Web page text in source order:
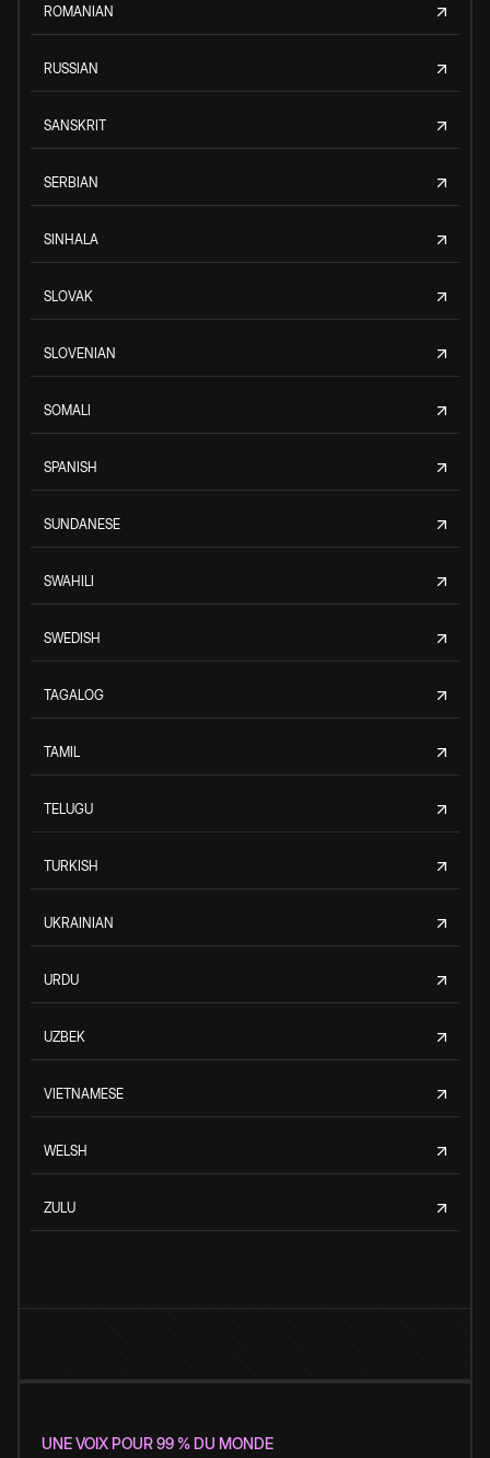
ROMANIAN
RUSSIAN
SANSKRIT
SERBIAN
SINHALA
SLOVAK
SLOVENIAN
SOMALI
SPANISH
SUNDANESE
SWAHILI
SWEDISH
TAGALOG
TAMIL
TELUGU
TURKISH
UKRAINIAN
URDU
UZBEK
VIETNAMESE
WELSH
ZULU
UNE VOIX POUR 99 % DU MONDE